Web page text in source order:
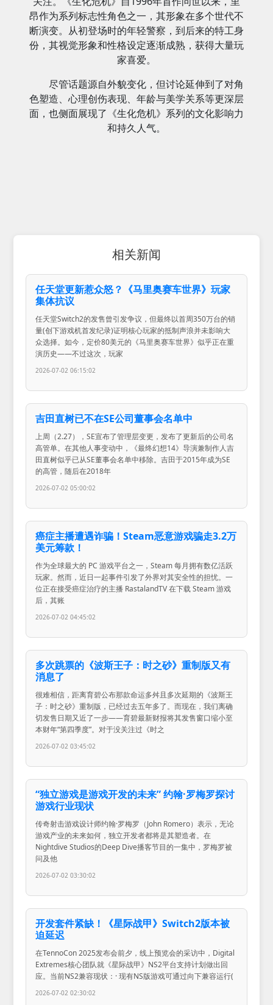
昂作为系列标志性角色之一，其形象在多个世代不
断演变。从初登场时的年轻警察，到后来的特工身
份，其视觉形象和性格设定逐渐成熟，获得大量玩
家喜爱。
尽管话题源自外貌变化，但讨论延伸到了对角
色塑造、心理创伤表现、年龄与美学关系等更深层
面，也侧面展现了《生化危机》系列的文化影响力
和持久人气。
相关新闻
任天堂更新惹众怒？《马里奥赛车世界》玩家
集体抗议
任天堂Switch2的发售曾引发争议，但最终以首周350万台的销
量(创下游戏机首发纪录)证明核心玩家的抵制声浪并未影响大
众选择。如今，定价80美元的《马里奥赛车世界》似乎正在重
演历史——不过这次，玩家
2026-07-02 06:15:02
吉田直树已不在SE公司董事会名单中
上周（2.27），SE宣布了管理层变更，发布了更新后的公司名
高管单。在其他人事变动中，《最终幻想14》导演兼制作人吉
田直树似乎已从SE董事会名单中移除。吉田于2015年成为SE
的高管，随后在2018年
2026-07-02 05:00:02
癌症主播遭遇诈骗！Steam恶意游戏骗走3.2万
美元筹款！
作为全球最大的 PC 游戏平台之一，Steam 每月拥有数亿活跃
玩家。然而，近日一起事件引发了外界对其安全性的担忧。一
位正在接受癌症治疗的主播 RastalandTV 在下载 Steam 游戏
后，其账
2026-07-02 04:45:02
多次跳票的《波斯王子：时之砂》重制版又有
消息了
很难相信，距离育碧公布那款命运多舛且多次延期的《波斯王
子：时之砂》重制版，已经过去五年多了。而现在，我们离确
切发售日期又近了一步——育碧最新财报将其发售窗口缩小至
本财年“第四季度”。对于没关注过《时之
2026-07-02 03:45:02
“独立游戏是游戏开发的未来” 约翰·罗梅罗探讨
游戏行业现状
传奇射击游戏设计师约翰·罗梅罗（John Romero）表示，无论
游戏产业的未来如何，独立开发者都将是其塑造者。在
Nightdive Studios的Deep Dive播客节目的一集中，罗梅罗被
问及他
2026-07-02 03:30:02
开发套件紧缺！《星际战甲》Switch2版本被
迫延迟
在TennoCon 2025发布会前夕，线上预览会的采访中，Digital
Extremes核心团队就《星际战甲》NS2平台支持计划做出回
应。当前NS2兼容现状：· 现有NS版游戏可通过向下兼容运行(
2026-07-02 02:30:02